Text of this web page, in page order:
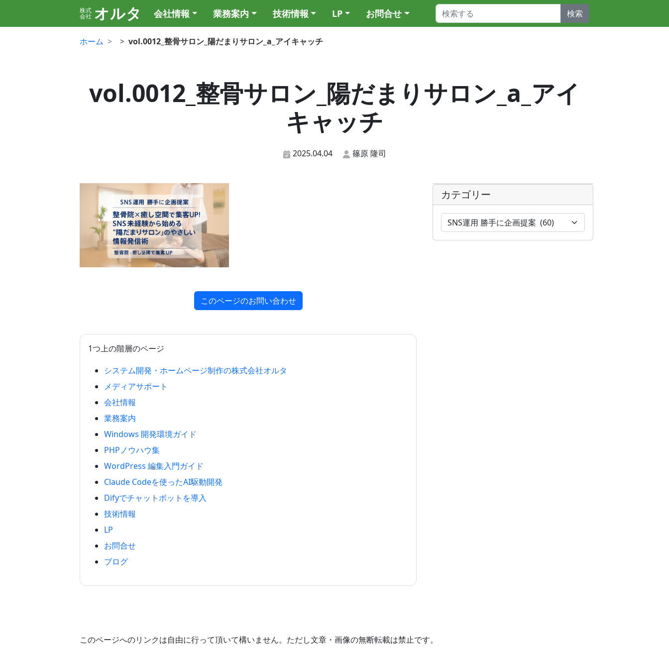
株式
会社 オルタ 会社情報 業務案内 技術情報 LP お問合せ 検索
ホーム vol.0012_整骨サロン_陽だまりサロン_a_アイキャッチ
vol.0012_整骨サロン_陽だまりサロン_a_アイ
キャッチ
2025.04.04 篠原 隆司
このページのお問い合わせ
1つ上の階層のページ
システム開発・ホームページ制作の株式会社オルタ
メディアサポート
会社情報
業務案内
Windows 開発環境ガイド
PHPノウハウ集
WordPress 編集入門ガイド
Claude Codeを使ったAI駆動開発
Difyでチャットボットを導入
技術情報
LP
お問合せ
ブログ
カテゴリー
このページへのリンクは自由に行って頂いて構いません。ただし文章・画像の無断転載は禁止です。